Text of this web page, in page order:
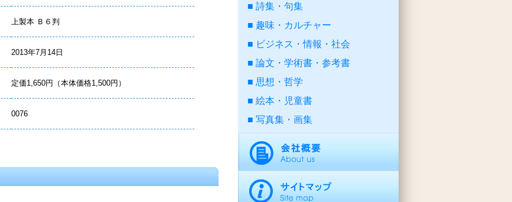
上製本 Ｂ６判
2013年7月14日
定価1,650円（本体価格1,500円）
0076
詩集・句集
趣味・カルチャー
ビジネス・情報・社会
論文・学術書・参考書
思想・哲学
絵本・児童書
写真集・画集